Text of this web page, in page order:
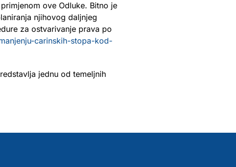
ove Odluke. Bitno je
njihovog daljnjeg
za ostvarivanje prava po
carinskih-stopa-kod-
jednu od temeljnih